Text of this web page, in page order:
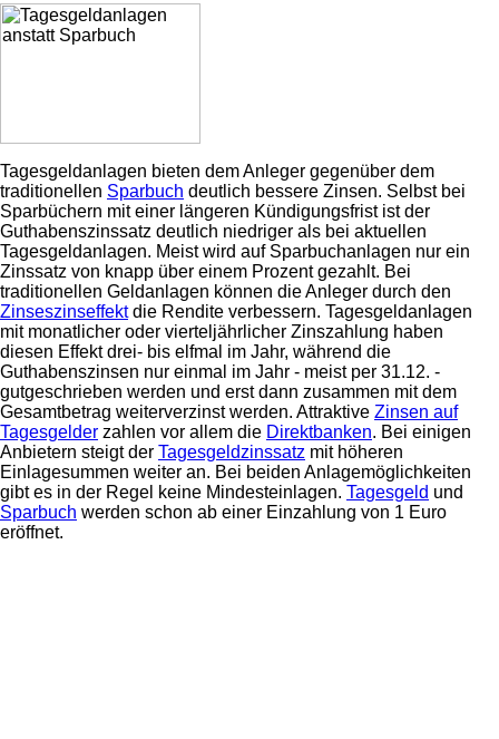
Tagesgeldanlagen bieten dem Anleger gegenüber dem
traditionellen Sparbuch deutlich bessere Zinsen. Selbst bei
Sparbüchern mit einer längeren Kündigungsfrist ist der
Guthabenszinssatz deutlich niedriger als bei aktuellen
Tagesgeldanlagen. Meist wird auf Sparbuchanlagen nur ein
Zinssatz von knapp über einem Prozent gezahlt. Bei
traditionellen Geldanlagen können die Anleger durch den
Zinseszinseffektdie Rendite verbessern. Tagesgeldanlagen
mit monatlicher oder vierteljährlicher Zinszahlung haben
diesen Effekt drei- bis elfmal im Jahr, während die
Guthabenszinsen nur einmal im Jahr - meist per 31.12. -
gutgeschrieben werden und erst dann zusammen mit dem
Gesamtbetrag weiterverzinst werden. Attraktive Zinsen auf
Tagesgelder zahlen vor allem die Direktbanken. Bei einigen
Anbietern steigt der Tagesgeldzinssatz mit höheren
Einlagesummen weiter an. Bei beiden Anlagemöglichkeiten
gibt es in der Regel keine Mindesteinlagen. Tagesgeld und
Sparbuch werden schon ab einer Einzahlung von 1 Euro
eröffnet.